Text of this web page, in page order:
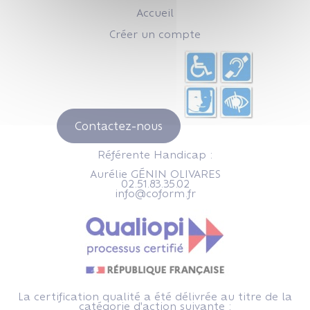
Accueil
Créer un compte
Contactez-nous
Référente Handicap :
Aurélie GÉNIN OLIVARES
02.51.83.35.02
info@coform.fr
La certification qualité a été délivrée au titre de la
catégorie d'action suivante :